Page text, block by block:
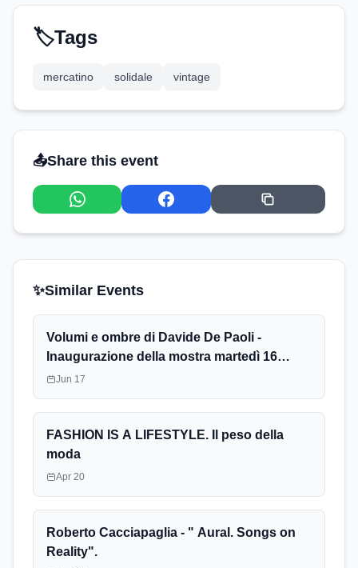
🏷️Tags
mercatino solidale vintage
📤Share this event
✨Similar Events
Volumi e ombre di Davide De Paoli -
Inaugurazione della mostra martedì 16
giugno 2026 ore 18.00
Jun 17
FASHION IS A LIFESTYLE. Il peso della
moda
Apr 20
Roberto Cacciapaglia - " Aural. Songs on
Reality".